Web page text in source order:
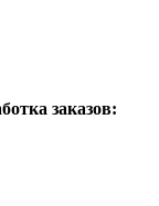
заказов: